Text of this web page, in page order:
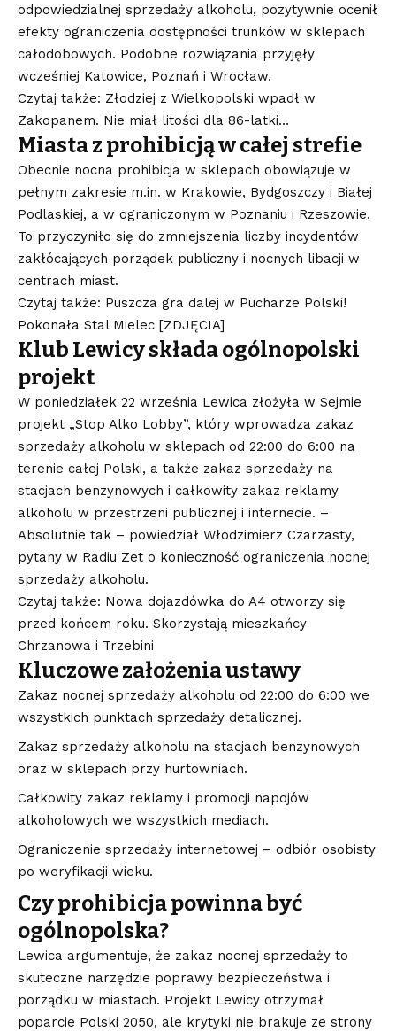
odpowiedzialnej sprzedaży alkoholu, pozytywnie ocenił
efekty ograniczenia dostępności trunków w sklepach
całodobowych. Podobne rozwiązania przyjęły
wcześniej Katowice, Poznań i Wrocław.
Czytaj także: Złodziej z Wielkopolski wpadł w
Zakopanem. Nie miał litości dla 86-latki…
Miasta z prohibicją w całej strefie
Obecnie nocna prohibicja w sklepach obowiązuje w
pełnym zakresie m.in. w Krakowie, Bydgoszczy i Białej
Podlaskiej, a w ograniczonym w Poznaniu i Rzeszowie.
To przyczyniło się do zmniejszenia liczby incydentów
zakłócających porządek publiczny i nocnych libacji w
centrach miast.
Czytaj także: Puszcza gra dalej w Pucharze Polski!
Pokonała Stal Mielec [ZDJĘCIA]
Klub Lewicy składa ogólnopolski
projekt
W poniedziałek 22 września Lewica złożyła w Sejmie
projekt „Stop Alko Lobby”, który wprowadza zakaz
sprzedaży alkoholu w sklepach od 22:00 do 6:00 na
terenie całej Polski, a także zakaz sprzedaży na
stacjach benzynowych i całkowity zakaz reklamy
alkoholu w przestrzeni publicznej i internecie. –
Absolutnie tak – powiedział Włodzimierz Czarzasty,
pytany w Radiu Zet o konieczność ograniczenia nocnej
sprzedaży alkoholu.
Czytaj także: Nowa dojazdówka do A4 otworzy się
przed końcem roku. Skorzystają mieszkańcy
Chrzanowa i Trzebini
Kluczowe założenia ustawy
Zakaz nocnej sprzedaży alkoholu od 22:00 do 6:00 we
wszystkich punktach sprzedaży detalicznej.
Zakaz sprzedaży alkoholu na stacjach benzynowych
oraz w sklepach przy hurtowniach.
Całkowity zakaz reklamy i promocji napojów
alkoholowych we wszystkich mediach.
Ograniczenie sprzedaży internetowej – odbiór osobisty
po weryfikacji wieku.
Czy prohibicja powinna być
ogólnopolska?
Lewica argumentuje, że zakaz nocnej sprzedaży to
skuteczne narzędzie poprawy bezpieczeństwa i
porządku w miastach. Projekt Lewicy otrzymał
poparcie Polski 2050, ale krytyki nie brakuje ze strony